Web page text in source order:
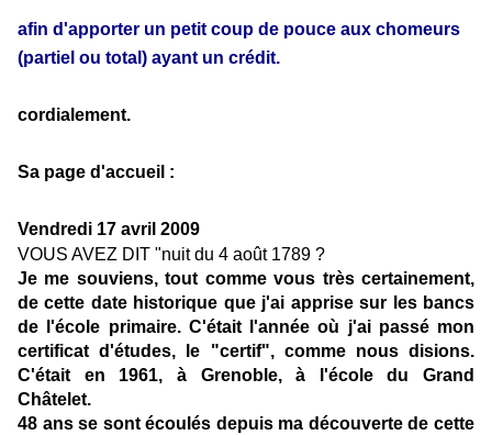
afin d'apporter un petit coup de pouce aux chomeurs
(partiel ou total) ayant un crédit.
cordialement.
Sa page d'accueil :
Vendredi 17 avril 2009
VOUS AVEZ DIT "nuit du 4 août 1789 ?
Je me souviens, tout comme vous très certainement,
de cette date historique que j'ai apprise sur les bancs
de l'école primaire. C'était l'année où j'ai passé mon
certificat d'études, le "certif", comme nous disions.
C'était en 1961, à Grenoble, à l'école du Grand
Châtelet.
48 ans se sont écoulés depuis ma découverte de cette